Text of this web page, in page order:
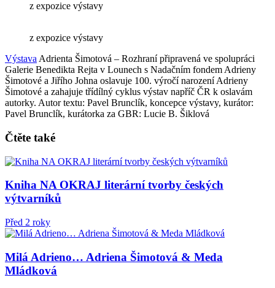
z expozice výstavy
z expozice výstavy
Výstava Adrienta Šimotová – Rozhraní připravená ve spolupráci
Galerie Benedikta Rejta v Lounech s Nadačním fondem Adrieny
Šimotové a Jiřího Johna oslavuje 100. výročí narození Adrieny
Šimotové a zahajuje třídílný cyklus výstav napříč ČR k oslavám
autorky. Autor textu: Pavel Brunclík, koncepce výstavy, kurátor:
Pavel Brunclík, kurátorka za GBR: Lucie B. Šiklová
Čtěte také
Kniha NA OKRAJ literární tvorby českých
výtvarníků
Před 2 roky
Milá Adrieno… Adriena Šimotová & Meda
Mládková